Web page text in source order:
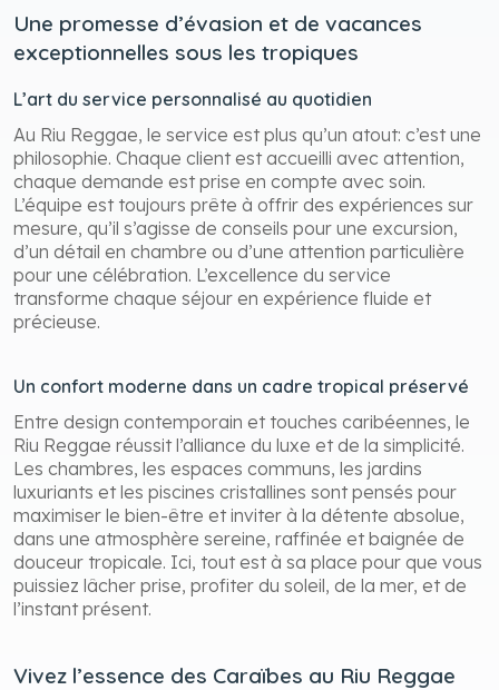
Une promesse d’évasion et de vacances
exceptionnelles sous les tropiques
L’art du service personnalisé au quotidien
Au Riu Reggae, le service est plus qu’un atout: c’est une
philosophie. Chaque client est accueilli avec attention,
chaque demande est prise en compte avec soin.
L’équipe est toujours prête à offrir des expériences sur
mesure, qu’il s’agisse de conseils pour une excursion,
d’un détail en chambre ou d’une attention particulière
pour une célébration. L’excellence du service
transforme chaque séjour en expérience fluide et
précieuse.
Un confort moderne dans un cadre tropical préservé
Entre design contemporain et touches caribéennes, le
Riu Reggae réussit l’alliance du luxe et de la simplicité.
Les chambres, les espaces communs, les jardins
luxuriants et les piscines cristallines sont pensés pour
maximiser le bien-être et inviter à la détente absolue,
dans une atmosphère sereine, raffinée et baignée de
douceur tropicale. Ici, tout est à sa place pour que vous
puissiez lâcher prise, profiter du soleil, de la mer, et de
l’instant présent.
Vivez l’essence des Caraïbes au Riu Reggae